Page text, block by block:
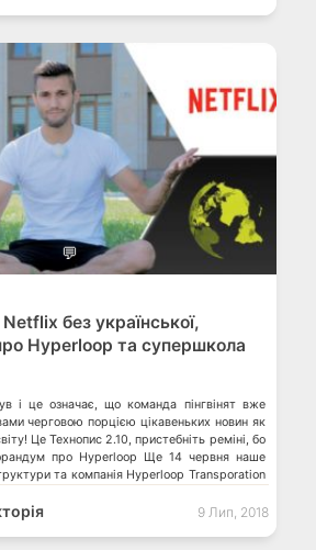
💬
без української,
Hyperloop та супершкола
і це означає, що команда пінгвінят вже
черговою порцією цікавеньких новин як
Це Технопис 2.10, пристебніть реміні, бо
про Hyperloop Ще 14 червня наше
та компанія Hyperloop Transporation
9 Лип, 2018